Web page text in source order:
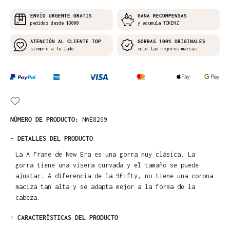
ENVÍO URGENTE GRATIS
pedidos desde $3000
GANA RECOMPENSAS
y acumula TOKENZ
ATENCIÓN AL CLIENTE TOP
siempre a tu lado
GORRAS 100% ORIGINALES
solo las mejores marcas
NÚMERO DE PRODUCTO: NWE8269
- DETALLES DEL PRODUCTO
La A Frame de New Era es una gorra muy clásica. La
gorra tiene una visera curvada y el tamaño se puede
ajustar. A diferencia de la 9Fifty, no tiene una corona
maciza tan alta y se adapta mejor a la forma de la
cabeza.
+ CARACTERÍSTICAS DEL PRODUCTO